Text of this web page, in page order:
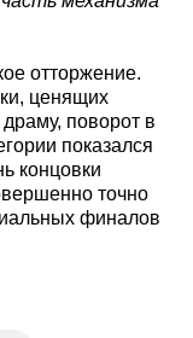
отторжение.
ценящих
поворот в
показался
концовки
точно
финалов